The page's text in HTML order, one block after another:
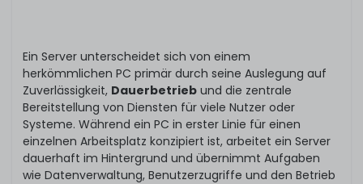
Ein Server unterscheidet sich von einem
herkömmlichen PC primär durch seine Auslegung auf
Zuverlässigkeit, Dauerbetrieb und die zentrale
Bereitstellung von Diensten für viele Nutzer oder
Systeme. Während ein PC in erster Linie für einen
einzelnen Arbeitsplatz konzipiert ist, arbeitet ein Server
dauerhaft im Hintergrund und übernimmt Aufgaben
wie Datenverwaltung, Benutzerzugriffe und den Betrieb